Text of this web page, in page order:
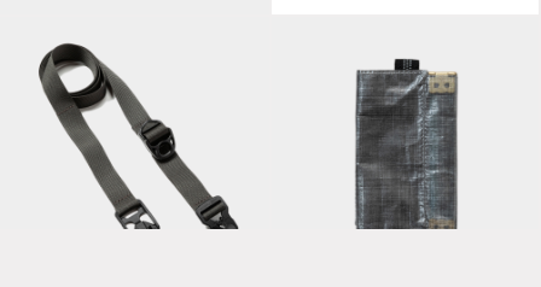
Utility Nylon
Minimal Wallet with
Dyneema®/Steel